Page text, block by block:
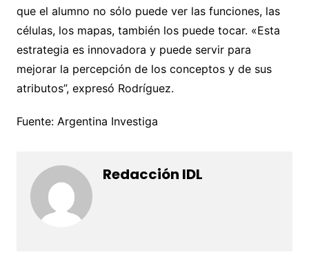
que el alumno no sólo puede ver las funciones, las
células, los mapas, también los puede tocar. «Esta
estrategia es innovadora y puede servir para
mejorar la percepción de los conceptos y de sus
atributos”, expresó Rodríguez.
Fuente: Argentina Investiga
Redacción IDL